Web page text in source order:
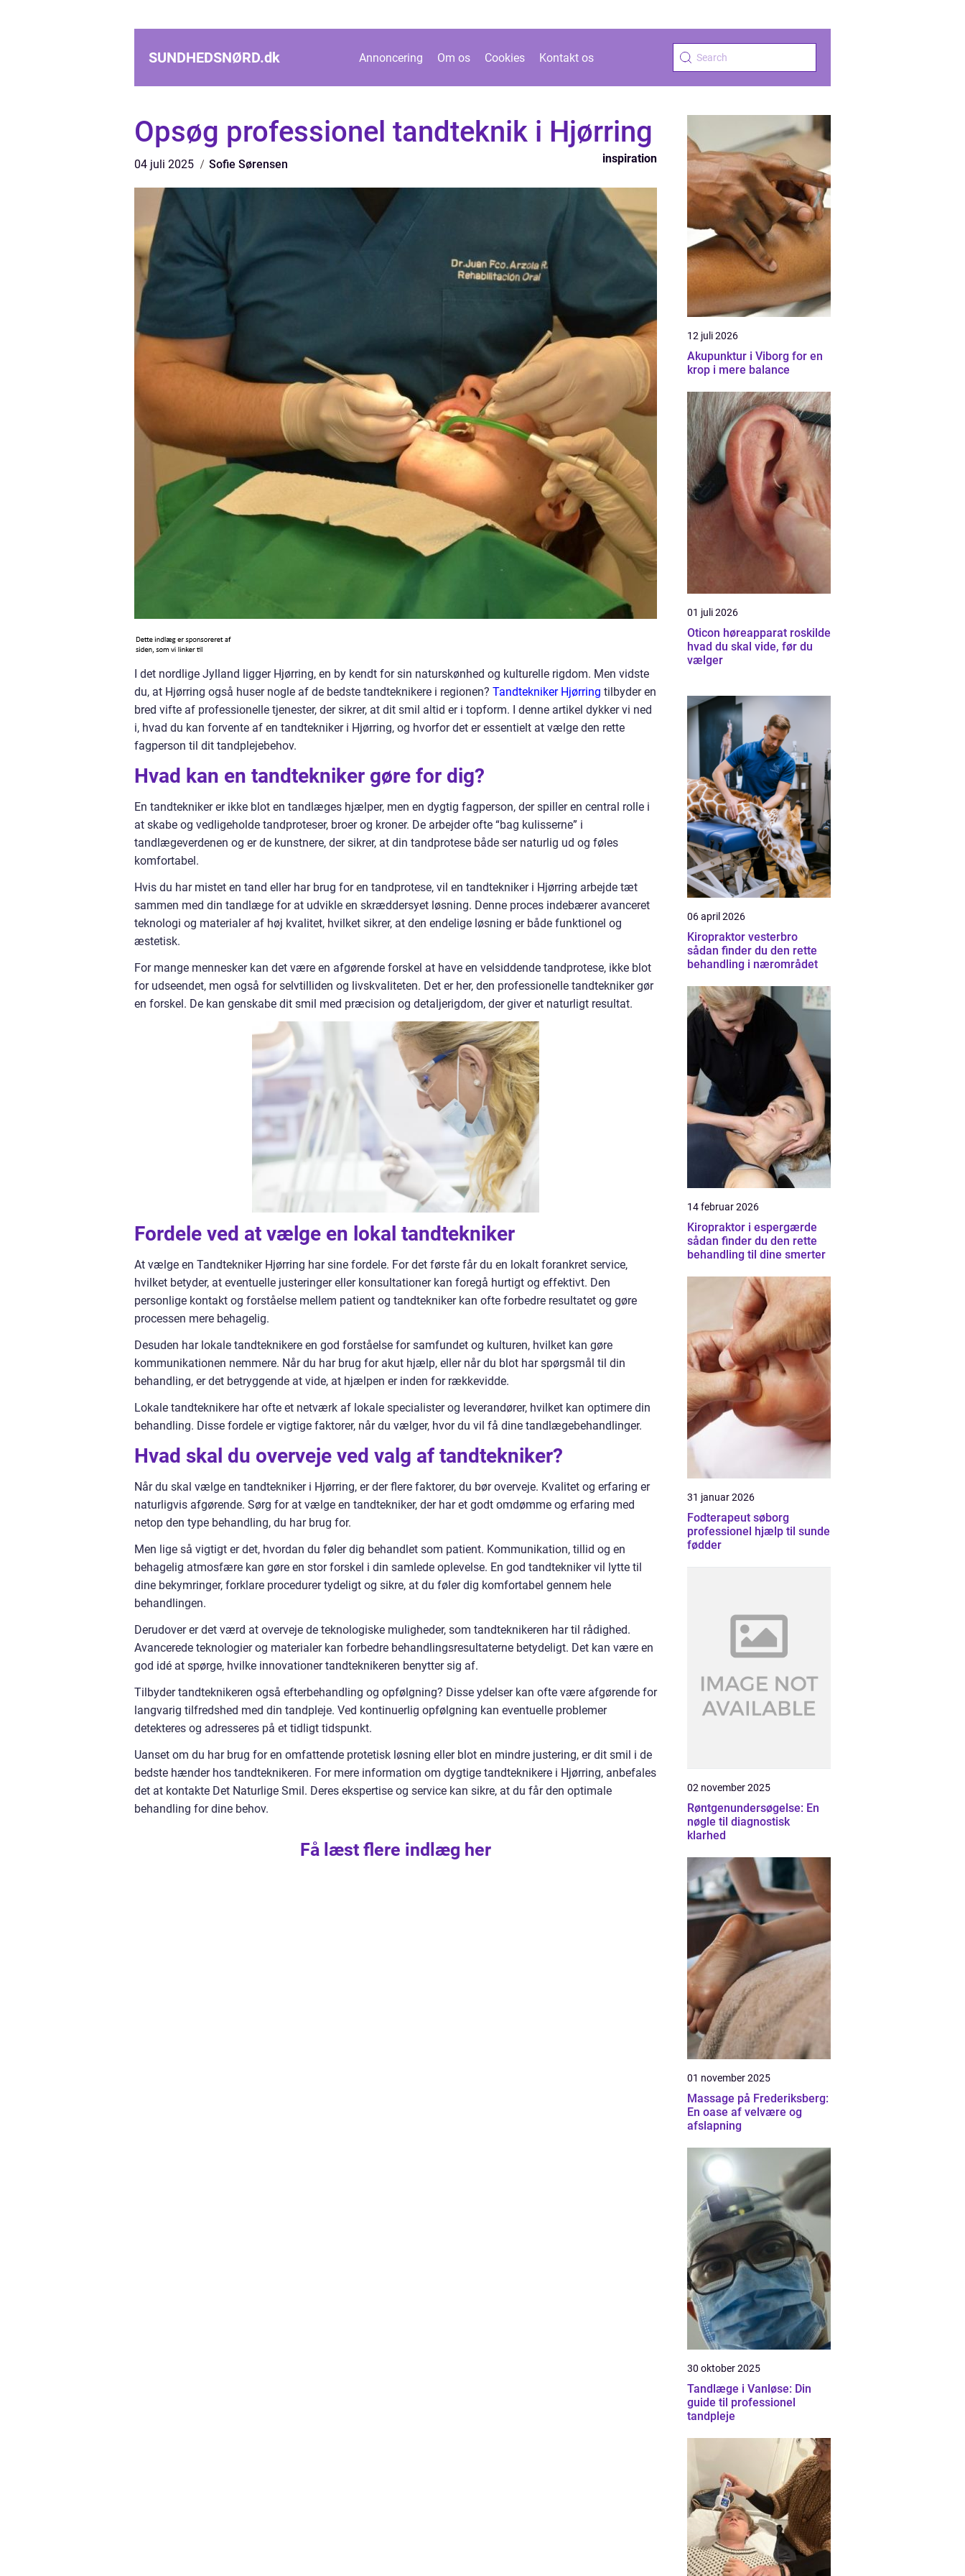
SUNDHEDSNØRD.dk Annoncering Om os Cookies Kontakt os
Opsøg professionel tandteknik i Hjørring
04 juli 2025 Sofie Sørensen inspiration
I det nordlige Jylland ligger Hjørring, en by kendt for sin naturskønhed og kulturelle rigdom. Men vidste
du, at Hjørring også huser nogle af de bedste tandteknikere i regionen? Tandtekniker Hjørring tilbyder en
bred vifte af professionelle tjenester, der sikrer, at dit smil altid er i topform. I denne artikel dykker vi ned
i, hvad du kan forvente af en tandtekniker i Hjørring, og hvorfor det er essentielt at vælge den rette
fagperson til dit tandplejebehov.
Hvad kan en tandtekniker gøre for dig?
En tandtekniker er ikke blot en tandlæges hjælper, men en dygtig fagperson, der spiller en central rolle i
at skabe og vedligeholde tandproteser, broer og kroner. De arbejder ofte “bag kulisserne” i
tandlægeverdenen og er de kunstnere, der sikrer, at din tandprotese både ser naturlig ud og føles
komfortabel.
Hvis du har mistet en tand eller har brug for en tandprotese, vil en tandtekniker i Hjørring arbejde tæt
sammen med din tandlæge for at udvikle en skræddersyet løsning. Denne proces indebærer avanceret
teknologi og materialer af høj kvalitet, hvilket sikrer, at den endelige løsning er både funktionel og
æstetisk.
For mange mennesker kan det være en afgørende forskel at have en velsiddende tandprotese, ikke blot
for udseendet, men også for selvtilliden og livskvaliteten. Det er her, den professionelle tandtekniker gør
en forskel. De kan genskabe dit smil med præcision og detaljerigdom, der giver et naturligt resultat.
Fordele ved at vælge en lokal tandtekniker
At vælge en Tandtekniker Hjørring har sine fordele. For det første får du en lokalt forankret service,
hvilket betyder, at eventuelle justeringer eller konsultationer kan foregå hurtigt og effektivt. Den
personlige kontakt og forståelse mellem patient og tandtekniker kan ofte forbedre resultatet og gøre
processen mere behagelig.
Desuden har lokale tandteknikere en god forståelse for samfundet og kulturen, hvilket kan gøre
kommunikationen nemmere. Når du har brug for akut hjælp, eller når du blot har spørgsmål til din
behandling, er det betryggende at vide, at hjælpen er inden for rækkevidde.
Lokale tandteknikere har ofte et netværk af lokale specialister og leverandører, hvilket kan optimere din
behandling. Disse fordele er vigtige faktorer, når du vælger, hvor du vil få dine tandlægebehandlinger.
Hvad skal du overveje ved valg af tandtekniker?
Når du skal vælge en tandtekniker i Hjørring, er der flere faktorer, du bør overveje. Kvalitet og erfaring er
naturligvis afgørende. Sørg for at vælge en tandtekniker, der har et godt omdømme og erfaring med
netop den type behandling, du har brug for.
Men lige så vigtigt er det, hvordan du føler dig behandlet som patient. Kommunikation, tillid og en
behagelig atmosfære kan gøre en stor forskel i din samlede oplevelse. En god tandtekniker vil lytte til
dine bekymringer, forklare procedurer tydeligt og sikre, at du føler dig komfortabel gennem hele
behandlingen.
Derudover er det værd at overveje de teknologiske muligheder, som tandteknikeren har til rådighed.
Avancerede teknologier og materialer kan forbedre behandlingsresultaterne betydeligt. Det kan være en
god idé at spørge, hvilke innovationer tandteknikeren benytter sig af.
Tilbyder tandteknikeren også efterbehandling og opfølgning? Disse ydelser kan ofte være afgørende for
langvarig tilfredshed med din tandpleje. Ved kontinuerlig opfølgning kan eventuelle problemer
detekteres og adresseres på et tidligt tidspunkt.
Uanset om du har brug for en omfattende protetisk løsning eller blot en mindre justering, er dit smil i de
bedste hænder hos tandteknikeren. For mere information om dygtige tandteknikere i Hjørring, anbefales
det at kontakte Det Naturlige Smil. Deres ekspertise og service kan sikre, at du får den optimale
behandling for dine behov.
Få læst flere indlæg her
12 juli 2026
Akupunktur i Viborg for en
krop i mere balance
01 juli 2026
Oticon høreapparat roskilde
hvad du skal vide, før du
vælger
06 april 2026
Kiropraktor vesterbro
sådan finder du den rette
behandling i nærområdet
14 februar 2026
Kiropraktor i espergærde
sådan finder du den rette
behandling til dine smerter
31 januar 2026
Fodterapeut søborg
professionel hjælp til sunde
fødder
02 november 2025
Røntgenundersøgelse: En
nøgle til diagnostisk
klarhed
01 november 2025
Massage på Frederiksberg:
En oase af velvære og
afslapning
30 oktober 2025
Tandlæge i Vanløse: Din
guide til professionel
tandpleje